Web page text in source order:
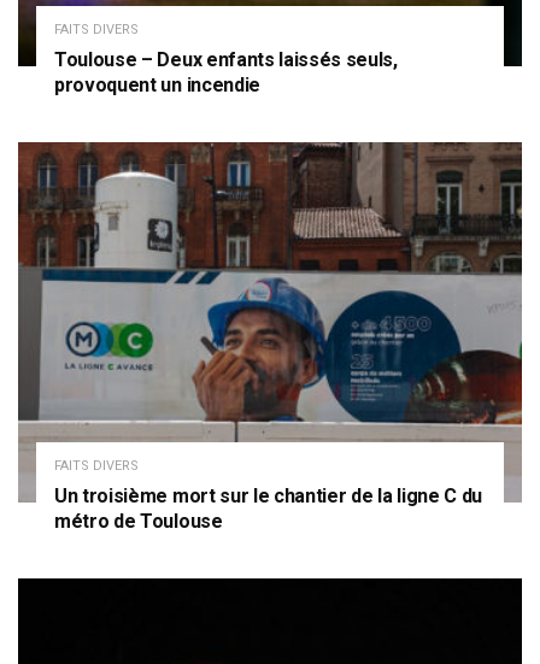
FAITS DIVERS
Toulouse – Deux enfants laissés seuls,
provoquent un incendie
FAITS DIVERS
Un troisième mort sur le chantier de la ligne C du
métro de Toulouse